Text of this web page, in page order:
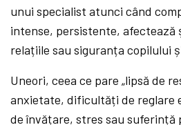
unui specialist atunci când
intense, persistente, afectează
relațiile sau siguranța copilului
Uneori, ceea ce pare „lipsă de
anxietate, dificultăți de reglare
de învățare, stres sau suferință